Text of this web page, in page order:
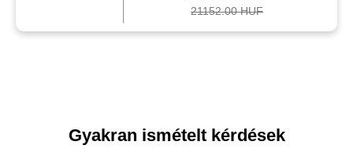
21152.00 HUF
Gyakran ismételt kérdések